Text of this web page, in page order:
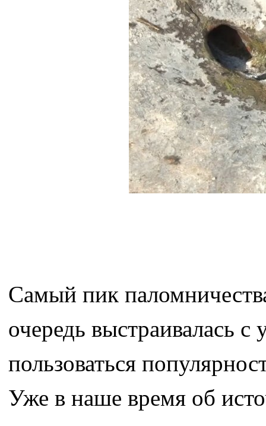
Самый пик
очередь выстраивалась
пользоваться
Уже в наше время об